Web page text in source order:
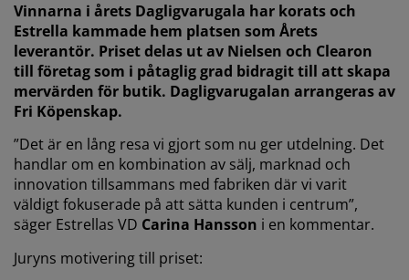
Vinnarna i årets Dagligvarugala har korats och
Estrella kammade hem platsen som Årets
leverantör. Priset delas ut av Nielsen och Clearon
till företag som i påtaglig grad bidragit till att skapa
mervärden för butik. Dagligvarugalan arrangeras av
Fri Köpenskap.
”Det är en lång resa vi gjort som nu ger utdelning. Det
handlar om en kombination av sälj, marknad och
innovation tillsammans med fabriken där vi varit
väldigt fokuserade på att sätta kunden i centrum”,
säger Estrellas VD Carina Hansson i en kommentar.
Juryns motivering till priset: